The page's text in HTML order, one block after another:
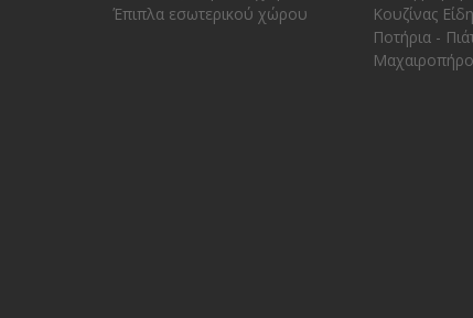
Έπιπλα εσωτερικού χώρου
Κουζίνας
Ποτήρια -